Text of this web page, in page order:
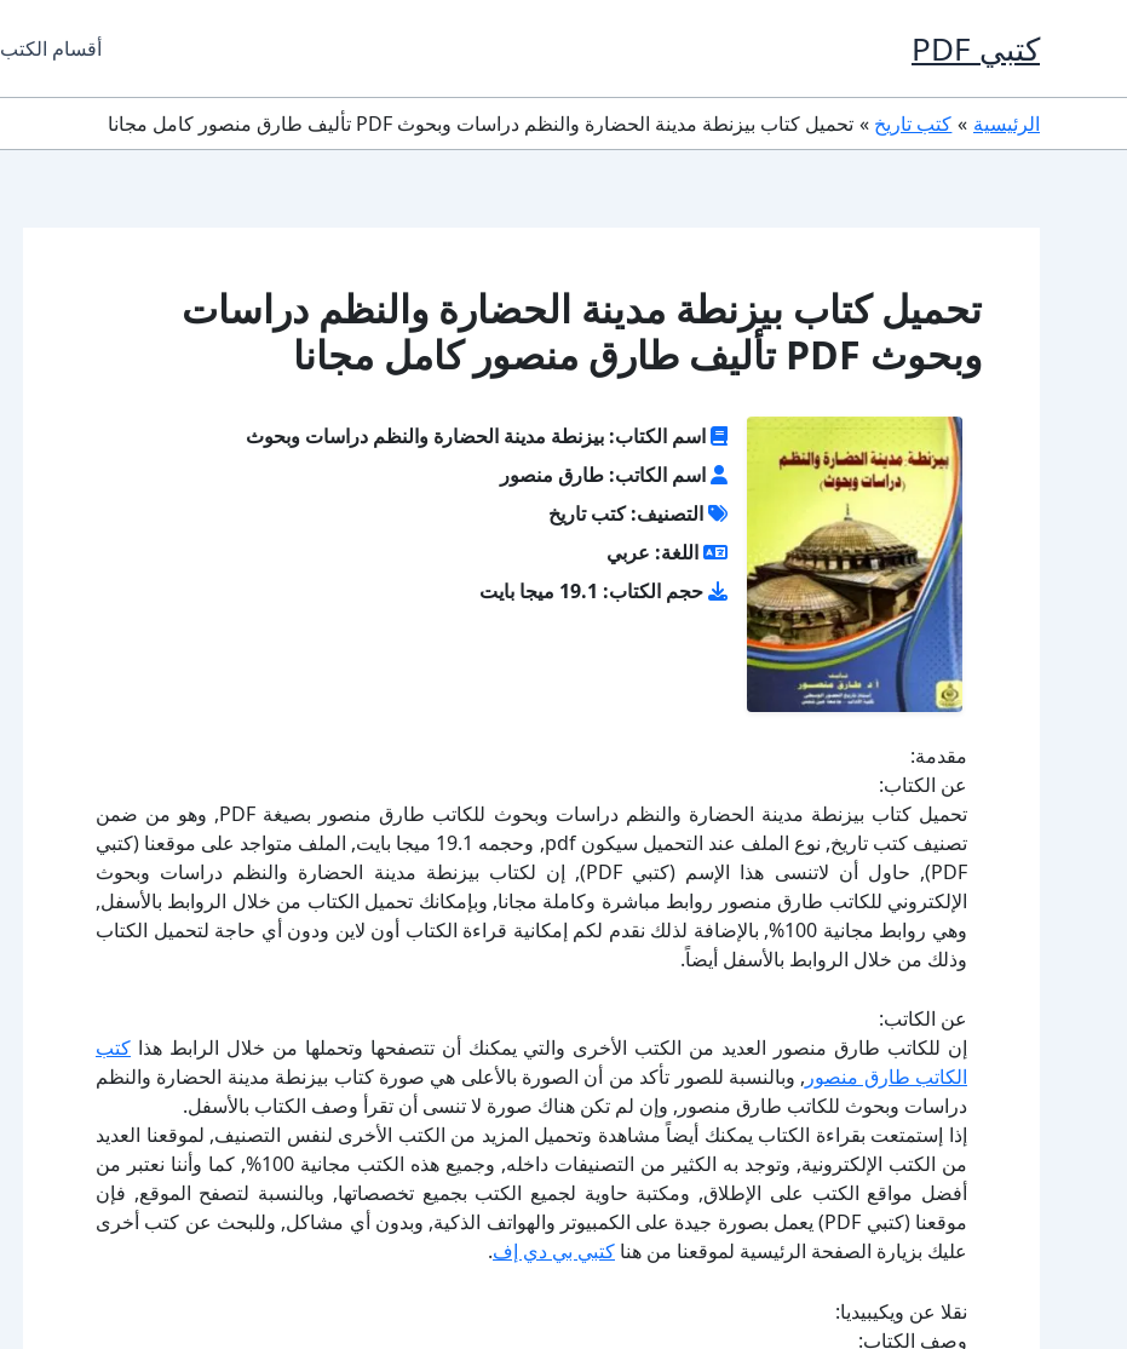
كتبي PDF أقسام الكتب
الرئيسية كتب تاريخ تحميل كتاب بيزنطة مدينة الحضارة والنظم دراسات وبحوث PDF تأليف طارق منصور كامل مجانا
تحميل كتاب بيزنطة مدينة الحضارة والنظم دراسات
وبحوث PDF تأليف طارق منصور كامل مجانا
اسم الكتاب: بيزنطة مدينة الحضارة والنظم دراسات وبحوث
اسم الكاتب: طارق منصور
التصنيف: كتب تاريخ
اللغة: عربي
حجم الكتاب: 19.1 ميجا بايت
مقدمة:
عن الكتاب:
تحميل كتاب بيزنطة مدينة الحضارة والنظم دراسات وبحوث للكاتب طارق منصور بصيغة PDF, وهو من ضمن
تصنيف كتب تاريخ, نوع الملف عند التحميل سيكون pdf, وحجمه 19.1 ميجا بايت, الملف متواجد على موقعنا (كتبي
PDF), حاول أن لاتنسى هذا الإسم (كتبي PDF), إن لكتاب بيزنطة مدينة الحضارة والنظم دراسات وبحوث
الإلكتروني للكاتب طارق منصور روابط مباشرة وكاملة مجانا, وبإمكانك تحميل الكتاب من خلال الروابط بالأسفل,
وهي روابط مجانية 100%, بالإضافة لذلك نقدم لكم إمكانية قراءة الكتاب أون لاين ودون أي حاجة لتحميل الكتاب
وذلك من خلال الروابط بالأسفل أيضاً.
عن الكاتب:
إن للكاتب طارق منصور العديد من الكتب الأخرى والتي يمكنك أن تتصفحها وتحملها من خلال الرابط هذا كتب
الكاتب طارق منصور , وبالنسبة للصور تأكد من أن الصورة بالأعلى هي صورة كتاب بيزنطة مدينة الحضارة والنظم
دراسات وبحوث للكاتب طارق منصور, وإن لم تكن هناك صورة لا تنسى أن تقرأ وصف الكتاب بالأسفل.
إذا إستمتعت بقراءة الكتاب يمكنك أيضاً مشاهدة وتحميل المزيد من الكتب الأخرى لنفس التصنيف, لموقعنا العديد
من الكتب الإلكترونية, وتوجد به الكثير من التصنيفات داخله, وجميع هذه الكتب مجانية 100%, كما وأننا نعتبر من
أفضل مواقع الكتب على الإطلاق, ومكتبة حاوية لجميع الكتب بجميع تخصصاتها, وبالنسبة لتصفح الموقع, فإن
موقعنا (كتبي PDF) يعمل بصورة جيدة على الكمبيوتر والهواتف الذكية, وبدون أي مشاكل, وللبحث عن كتب أخرى
عليك بزيارة الصفحة الرئيسية لموقعنا من هنا كتبي بي دي إف.
نقلا عن ويكيبيديا:
وصف الكتاب: